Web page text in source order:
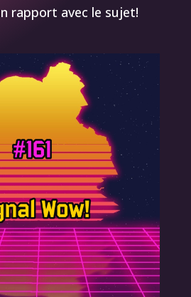
rapport avec le sujet!